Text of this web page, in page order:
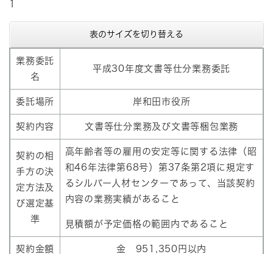
表のサイズを切り替える
業務委託
名
平成30年度文書等仕分業務委託
委託場所 岸和田市役所
契約内容 文書等仕分業務及び文書等梱包業務
契約の相
手方の決
定方法及
び選定基
準
高年齢者等の雇用の安定等に関する法律（昭
和46年法律第68号）第37条第2項に規定す
るシルバー人材センターであって、当該契約
内容の業務実績があること
見積額が予定価格の範囲内であること
契約金額 金 951,350円以内